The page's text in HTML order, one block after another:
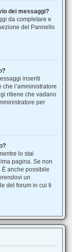
dei messaggi?
da completare e
del Pannello
inseriti
l’amministratore
ritiene che vadano
per
lo stai
pagina. Se non
È anche possibile
un
del forum in cui ti